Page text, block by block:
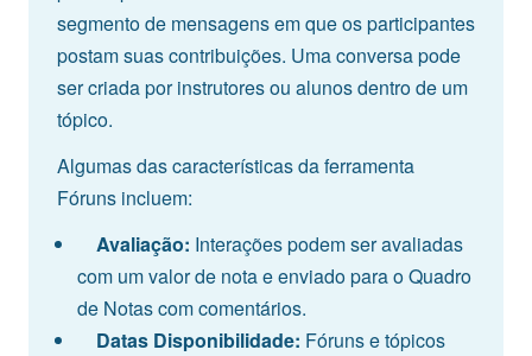
segmento de mensagens em que os participantes
postam suas contribuições. Uma conversa pode
ser criada por instrutores ou alunos dentro de um
tópico.
Algumas das características da ferramenta
Fóruns incluem:
Avaliação: Interações podem ser avaliadas
com um valor de nota e enviado para o Quadro
de Notas com comentários.
Datas Disponibilidade: Fóruns e tópicos